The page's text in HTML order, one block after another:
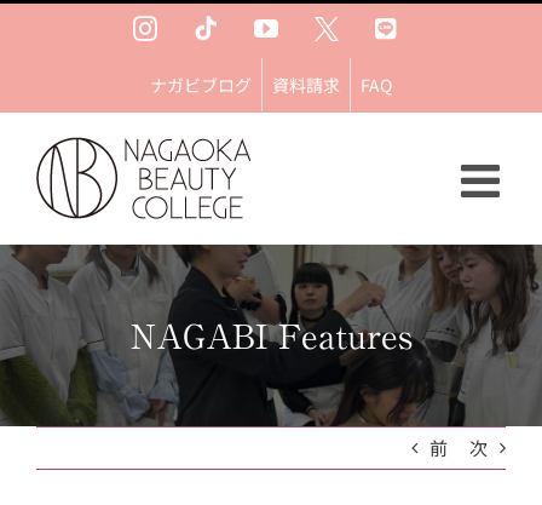
InstagramTiktokYouTube
Ｘ LINE
ナガビブログ 資料請求 FAQ
NAGABI Features
前 次